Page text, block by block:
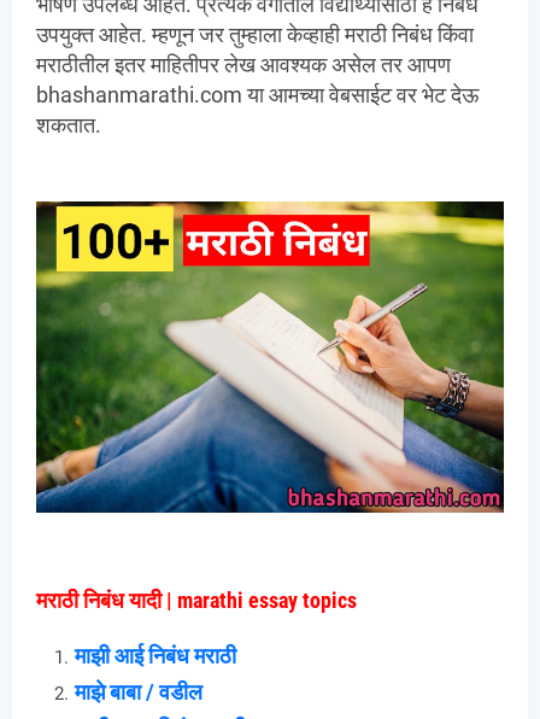
उपयुक्त आहेत. म्हणून जर तुम्हाला केव्हाही मराठी निबंध किंवा
मराठीतील इतर माहितीपर लेख आवश्यक असेल तर आपण
bhashanmarathi.com या आमच्या वेबसाईट वर भेट देऊ
शकतात.
मराठी निबंध यादी | marathi essay topics
माझी आई निबंध मराठी
माझे बाबा / वडील